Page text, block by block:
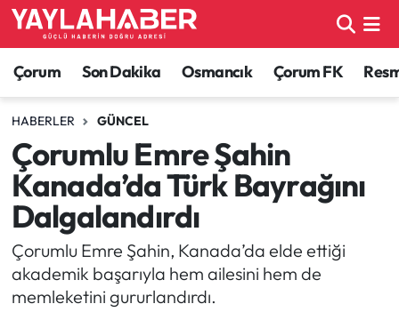
Çorum Son Dakika Osmancık Çorum FK
HABERLER GÜNCEL
Çorumlu Emre Şahin
Kanada’da Türk Bayrağını
Dalgalandırdı
Çorumlu Emre Şahin, Kanada’da elde ettiği
akademik başarıyla hem ailesini hem de
memleketini gururlandırdı.
Alaca Haberleri
Bayat Haberleri
Bilgi - Keşfet Haberleri
Bilim ve Teknoloji
Boğazkale Haberleri
Çorum Haberleri
Çorum Nöbetçi Eczaneler
Çorum Hava Durumu
Çorum Namaz Vakitleri
Çorum Trafik Yoğunluk Haritası
TFF 1.Lig Puan Durumu ve Fikstür
Tüm Manşetler